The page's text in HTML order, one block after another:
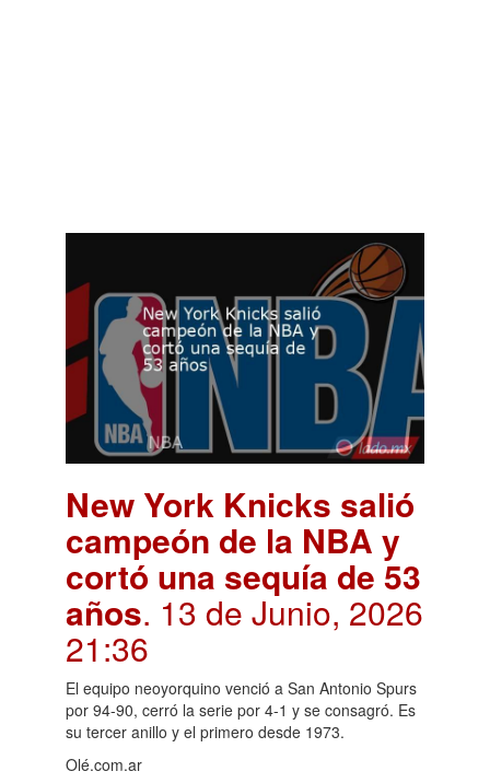
New York Knicks salió
campeón de la NBA y
cortó una sequía de 53
años. 13 de Junio, 2026
21:36
El equipo neoyorquino venció a San Antonio Spurs
por 94-90, cerró la serie por 4-1 y se consagró. Es
su tercer anillo y el primero desde 1973.
Olé.com.ar